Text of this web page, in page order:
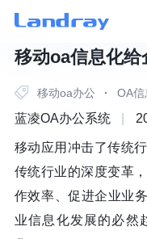
移动oa信息化
移动oa办公 · OA
蓝凌OA办公系统
移动应用冲击了传统
传统行业的深度变革
作效率、促进企业业
业信息化发展的必然